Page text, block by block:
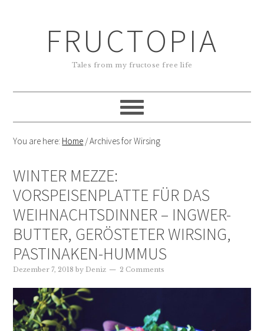
FRUCTOPIA
Tales from my fructose free life
You are here: Home /Archives for Wirsing
WINTER MEZZE:
VORSPEISENPLATTE FÜR DAS
WEIHNACHTSDINNER – INGWER-
BUTTER, GERÖSTETER WIRSING,
PASTINAKEN-HUMMUS
Dezember 7, 2018 byDeniz 2 Comments